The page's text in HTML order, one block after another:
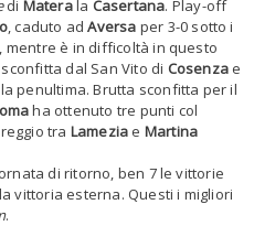
di Materala Casertana. Play-off
, caduto adAversa per 3-0 sotto i
mentre è in difficoltà in questo
dal San Vito di Cosenza e
penultima. Brutta sconfitta per il
ha ottenuto tre punti col
tra Lamezia e Martina
di ritorno, ben 7 le vittorie
vittoria esterna. Questi i migliori
.